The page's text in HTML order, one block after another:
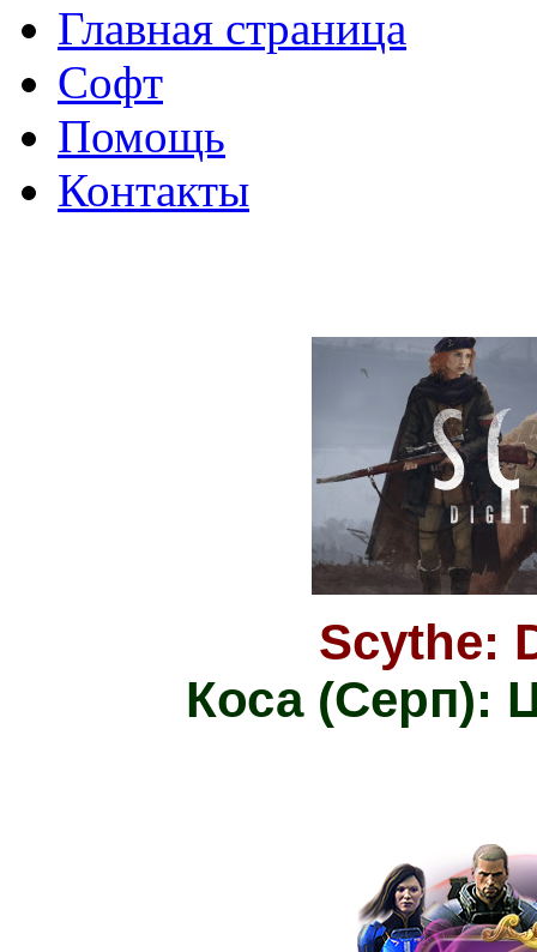
Главная страница
Софт
Помощь
Контакты
Scythe:
Коса (Серп):